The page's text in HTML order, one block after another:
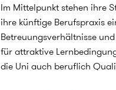
Im Mittelpunkt stehen ihre
ihre künftige Berufspraxis
Betreuungsverhältnisse
für attraktive
die Uni auch beruflich